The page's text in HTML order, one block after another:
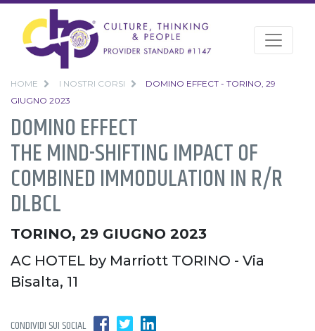
HOME I NOSTRI CORSI
DOMINO EFFECT - TORINO, 29
GIUGNO 2023
DOMINO EFFECT
THE MIND-SHIFTING IMPACT OF
COMBINED IMMODULATION IN R/R
DLBCL
TORINO, 29 GIUGNO 2023
AC HOTEL by Marriott TORINO - Via
Bisalta, 11
CONDIVIDI SUI SOCIAL